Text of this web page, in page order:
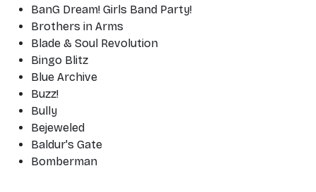
BanG Dream! Girls Band Party!
Brothers in Arms
Blade & Soul Revolution
Bingo Blitz
Blue Archive
Buzz!
Bully
Bejeweled
Baldur's Gate
Bomberman